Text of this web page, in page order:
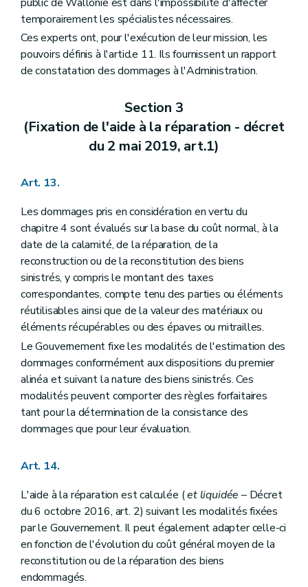
temporairement les spécialistes nécessaires.
Ces experts ont, pour l'exécution de leur mission, les
pouvoirs définis à l'article 11. Ils fournissent un rapport
de constatation des dommages à l'Administration.
Section 3
(Fixation de l'aide à la réparation - décret
du 2 mai 2019, art.1)
Art. 13.
Les dommages pris en considération en vertu du
chapitre 4 sont évalués sur la base du coût normal, à la
date de la calamité, de la réparation, de la
reconstruction ou de la reconstitution des biens
sinistrés, y compris le montant des taxes
correspondantes, compte tenu des parties ou éléments
réutilisables ainsi que de la valeur des matériaux ou
éléments récupérables ou des épaves ou mitrailles.
Le Gouvernement fixe les modalités de l'estimation des
dommages conformément aux dispositions du premier
alinéa et suivant la nature des biens sinistrés. Ces
modalités peuvent comporter des règles forfaitaires
tant pour la détermination de la consistance des
dommages que pour leur évaluation.
Art. 14.
L'aide à la réparation est calculée (et liquidée – Décret
du 6 octobre 2016, art. 2) suivant les modalités fixées
par le Gouvernement. Il peut également adapter celle-ci
en fonction de l'évolution du coût général moyen de la
reconstitution ou de la réparation des biens
endommagés.